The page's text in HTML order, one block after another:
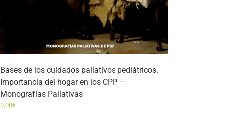
Bases de los cuidados paliativos pediátricos.
Importancia del hogar en los CPP –
Monografías Paliativas
0,00€